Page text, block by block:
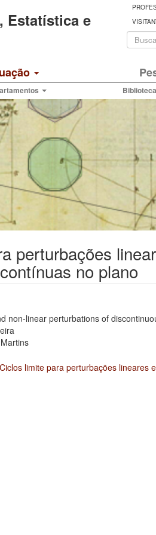
Estatística e
Biblioteca
perturbações
no plano
non-linear perturbations of
Ciclos limite para perturbações lineares